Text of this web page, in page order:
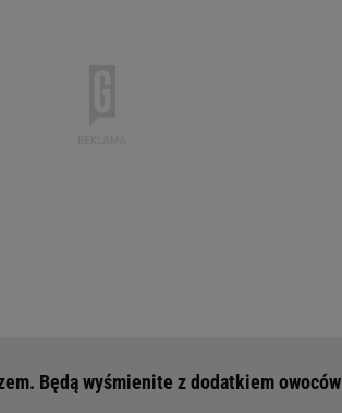
Będą wyśmienite z dodatkiem owoców